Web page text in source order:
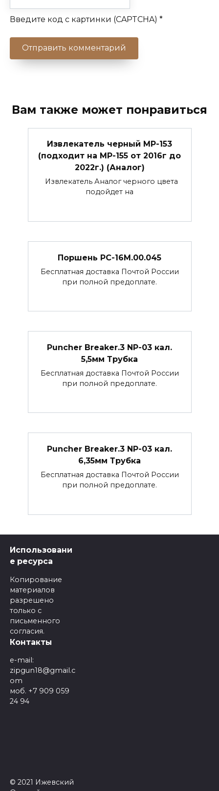
Введите код с картинки (CAPTCHA) *
Вам также может понравиться
Извлекатель черный МР-153
(подходит на МР-155 от 2016г до
2022г.) (Аналог)
Извлекатель Аналог черного цвета
подойдет на
Поршень РС-16М.00.045
Бесплатная доставка Почтой России
при полной предоплате.
Puncher Breaker.3 NP-03 кал.
5,5мм Трубка
Бесплатная доставка Почтой России
при полной предоплате.
Puncher Breaker.3 NP-03 кал.
6,35мм Трубка
Бесплатная доставка Почтой России
при полной предоплате.
Использовани
е ресурса
Копирование
материалов
разрешено
только с
письменного
согласия.
Контакты
e-mail:
zipgun18@gmail.c
om
моб. +7 909 059
24 94
© 2021 Ижевский